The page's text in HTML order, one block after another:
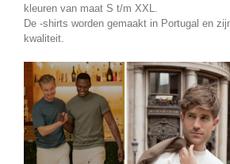
kleuren van maat S t/m XXL.
De -shirts worden gemaakt in Portugal en
kwaliteit.